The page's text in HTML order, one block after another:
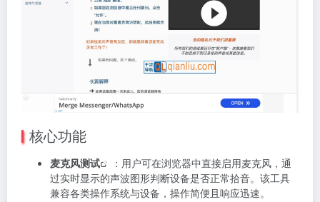
核心功能
麦克风测试
：用户可在浏览器中直接启用麦克风，通
过实时显示的声波图形判断设备是否正常拾音。该工具
兼容各类操作系统与设备，操作简便且响应迅速。